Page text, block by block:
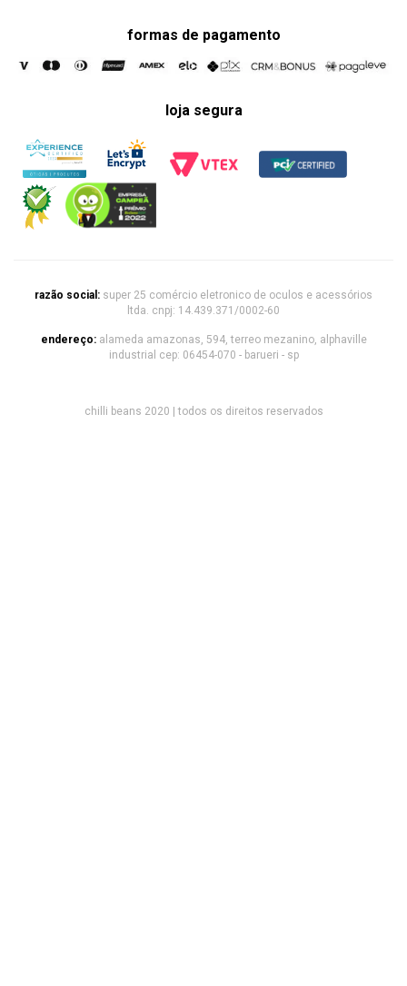
formas de pagamento
loja segura
razão social: super 25 comércio eletronico de oculos e acessórios
ltda. cnpj: 14.439.371/0002-60
endereço: alameda amazonas, 594, terreo mezanino, alphaville
industrial cep: 06454-070 - barueri - sp
chilli beans 2020 | todos os direitos reservados